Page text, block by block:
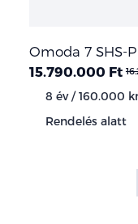
Omoda 7 SHS-
15.790.000 Ft
8 év / 160.000
Rendelés alatt